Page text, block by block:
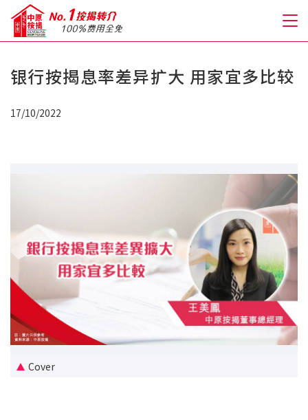
关于我们
免费开户转介服务
私人贷款
优惠礼遇
新盘优越按揭优惠
中原按揭标签优惠
银行按揭息率差异扩大 用家宜多比较
17/10/2022
Cover